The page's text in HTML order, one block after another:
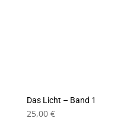
Das Licht – Band 1
25,00 €